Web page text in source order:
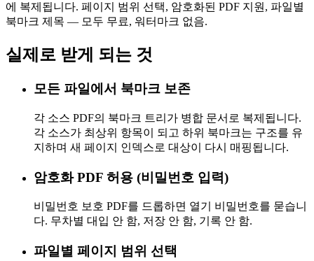
에 복제됩니다. 페이지 범위 선택, 암호화된 PDF 지원, 파일별
북마크 제목 — 모두 무료, 워터마크 없음.
실제로 받게 되는 것
모든 파일에서 북마크 보존
각 소스 PDF의 북마크 트리가 병합 문서로 복제됩니다.
각 소스가 최상위 항목이 되고 하위 북마크는 구조를 유
지하며 새 페이지 인덱스로 대상이 다시 매핑됩니다.
암호화 PDF 허용 (비밀번호 입력)
비밀번호 보호 PDF를 드롭하면 열기 비밀번호를 묻습니
다. 무차별 대입 안 함, 저장 안 함, 기록 안 함.
파일별 페이지 범위 선택